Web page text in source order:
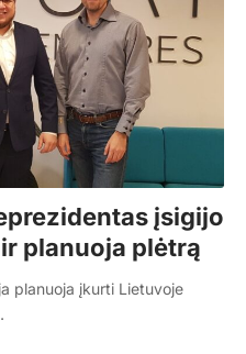
įsigijo
planuoja plėtrą
planuoja įkurti Lietuvoje